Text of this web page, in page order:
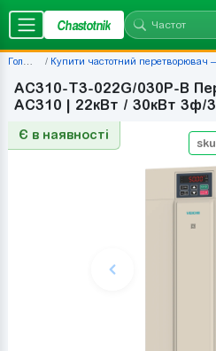
Chastotnik
Купити частотний перетворювач — ціни від 4
AC310-T3-022G/030P-B
AC310 | 22кВт / 30кВт 3ф/
Є в наявності